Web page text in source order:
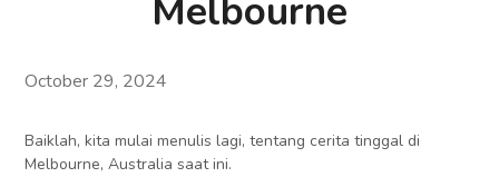
Melbourne
October 29, 2024
Baiklah, kita mulai menulis lagi, tentang cerita tinggal di
Melbourne, Australia saat ini.